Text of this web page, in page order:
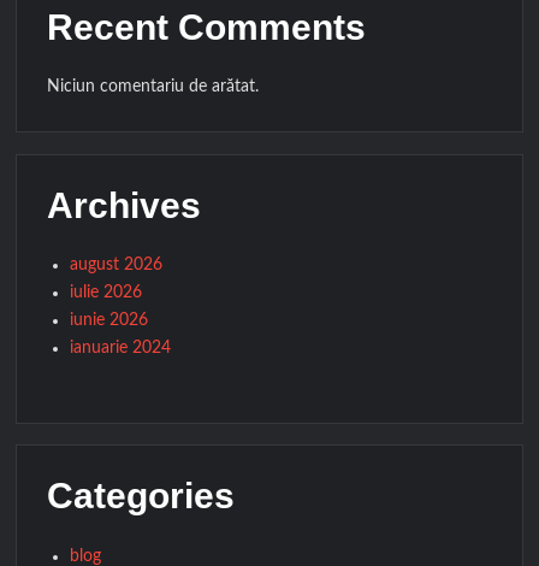
Recent Comments
Niciun comentariu de arătat.
Archives
august 2026
iulie 2026
iunie 2026
ianuarie 2024
Categories
blog